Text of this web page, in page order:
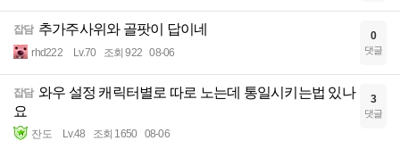
잡담 추가주사위와 골팟이 답이네
rhd222 Lv.70 조회 922 08-06
0
댓글
잡담 와우 설정 캐릭터별로 따로 노는데 통일시키는법 있나
요
잔도 Lv.48 조회 1650 08-06
3
댓글